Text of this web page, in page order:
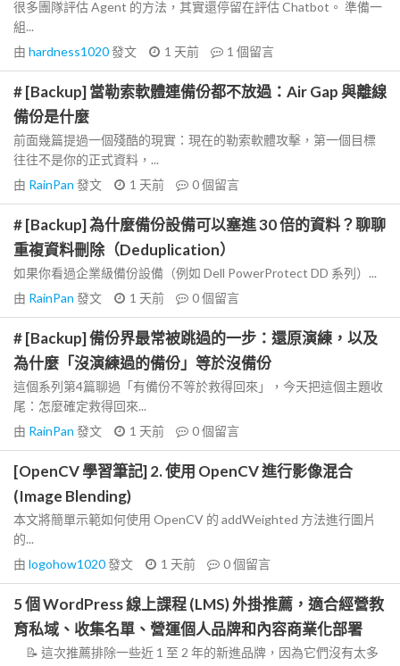
很多團隊評估 Agent 的方法，其實還停留在評估 Chatbot。 準備一
組...
由 hardness1020發文 1 天前 1 個留言
# [Backup] 當勒索軟體連備份都不放過：Air Gap 與離線
備份是什麼
前面幾篇提過一個殘酷的現實：現在的勒索軟體攻擊，第一個目標
往往不是你的正式資料，...
由 RainPan 發文 1 天前 0個留言
# [Backup] 為什麼備份設備可以塞進 30 倍的資料？聊聊
重複資料刪除（Deduplication）
如果你看過企業級備份設備（例如 Dell PowerProtect DD 系列）...
由 RainPan 發文 1 天前 0個留言
# [Backup] 備份界最常被跳過的一步：還原演練，以及
為什麼「沒演練過的備份」等於沒備份
這個系列第4篇聊過「有備份不等於救得回來」，今天把這個主題收
尾：怎麼確定救得回來...
由 RainPan 發文 1 天前 0個留言
[OpenCV 學習筆記] 2. 使用 OpenCV 進行影像混合
(Image Blending)
本文將簡單示範如何使用 OpenCV 的 addWeighted 方法進行圖片
的...
由 logohow1020發文 1 天前 0個留言
5 個 WordPress 線上課程 (LMS) 外掛推薦，適合經營教
育私域、收集名單、營運個人品牌和內容商業化部署
📝 這次推薦排除一些近 1 至 2 年的新進品牌，因為它們沒有太多